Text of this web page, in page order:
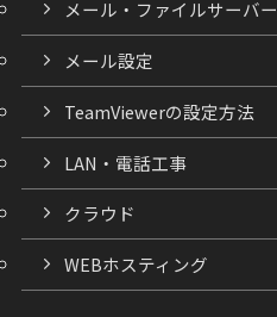
メール・ファイルサーバー
メール設定
TeamViewerの設定方法
LAN・電話工事
クラウド
WEBホスティング